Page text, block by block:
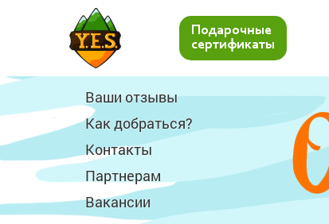
Подарочные
сертификаты
Ваши отзывы
Как добраться?
Контакты
Партнерам
Вакансии